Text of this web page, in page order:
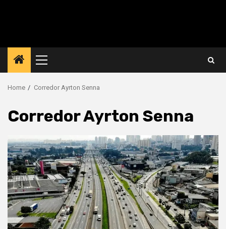
Primary
Menu
Home Corredor Ayrton Senna
Corredor Ayrton Senna